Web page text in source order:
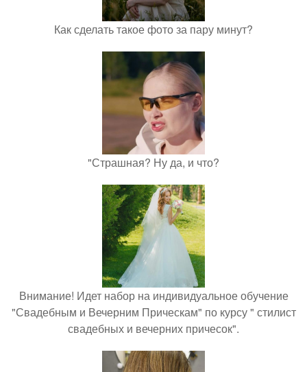
Как сделать такое фото за пару минут?
"Страшная? Ну да, и что?
Внимание! Идет набор на индивидуальное обучение
"Свадебным и Вечерним Прическам" по курсу " стилист
свадебных и вечерних причесок".